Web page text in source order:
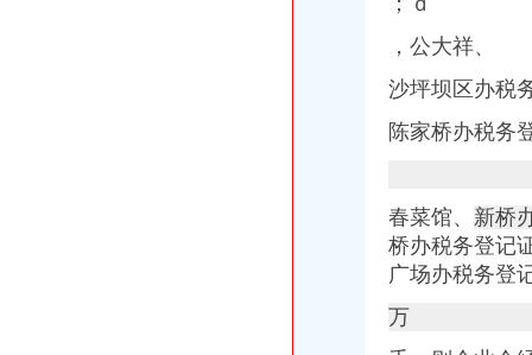
注册个公司要多少钱？注册公司流程步骤_更富学院_资讯_更富网
武隆县人民办公室关于印发武隆县“三证合一”登记制度改革实施
关于贯彻落实重庆市民办非学历教育培训机构管理暂行办法及配套文件
，公大祥、
沙坪坝区办税
陈家桥办税务
春菜馆、 新桥
桥办税务登记
广场办税务登
万